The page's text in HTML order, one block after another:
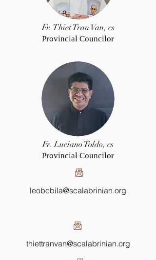
Fr. Thiet Tran Van, cs
Provincial Councilor
Fr. Luciano Toldo, cs
Provincial Councilor
leobobila@scalabrinian.org
thiettranvan@scalabrinian.org